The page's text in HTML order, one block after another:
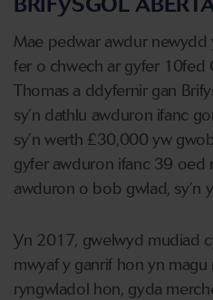
Mae pedwar awdur newydd
fer o chwech ar gyfer 10fed
Thomas a ddyfernir gan
sy’n dathlu awduron ifanc
sy’n werth £30,000 yw
gyfer awduron ifanc 39 oed
awduron o bob gwlad, sy’n
Yn 2017, gwelwyd mudiad
mwyaf y ganrif hon yn magu
ryngwladol hon, gyda